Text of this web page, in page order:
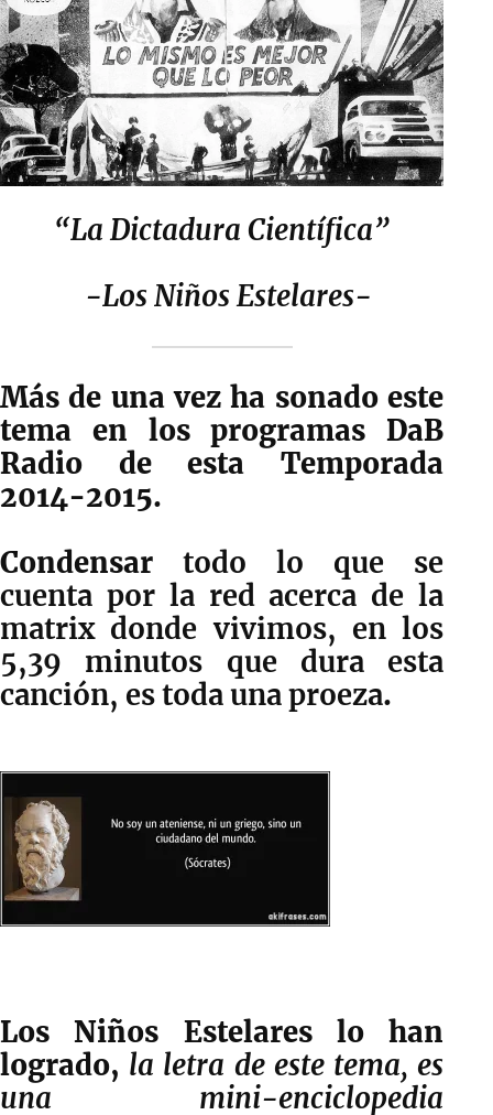
“La Dictadura Científica”
-Los Niños Estelares-
Más de una vez ha sonado este
tema en los programas DaB
Radio de esta Temporada
2014-2015.
Condensar todo lo que se
cuenta por la red acerca de la
matrix donde vivimos, en los
5,39 minutos que dura esta
canción, es toda una proeza.
Los Niños Estelares lo han
logrado, la letra de este tema, es
una mini-enciclopedia